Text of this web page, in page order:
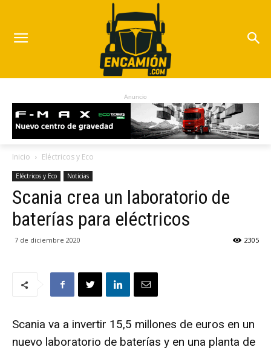
Anuncio
Inicio Eléctricos y Eco
Eléctricos y Eco Noticias
Scania crea un laboratorio de
baterías para eléctricos
7 de diciembre 2020 2305
Scania va a invertir 15,5 millones de euros en un
nuevo laboratorio de baterías y en una planta de